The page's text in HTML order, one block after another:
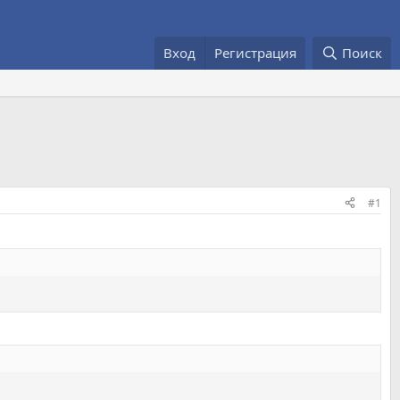
Вход Регистрация Поиск
#1